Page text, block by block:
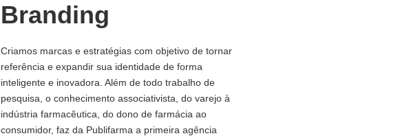
Branding
Criamos marcas e estratégias com objetivo de tornar
referência e expandir sua identidade de forma
inteligente e inovadora. Além de todo trabalho de
pesquisa, o conhecimento associativista, do varejo à
indústria farmacêutica, do dono de farmácia ao
consumidor, faz da Publifarma a primeira agência